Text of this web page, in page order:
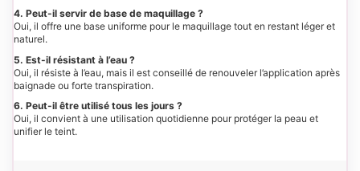
4. Peut-il servir de base de maquillage ?
Oui, il offre une base uniforme pour le maquillage tout en restant léger et
naturel.
5. Est-il résistant à l’eau ?
Oui, il résiste à l’eau, mais il est conseillé de renouveler l’application après
baignade ou forte transpiration.
6. Peut-il être utilisé tous les jours ?
Oui, il convient à une utilisation quotidienne pour protéger la peau et
unifier le teint.